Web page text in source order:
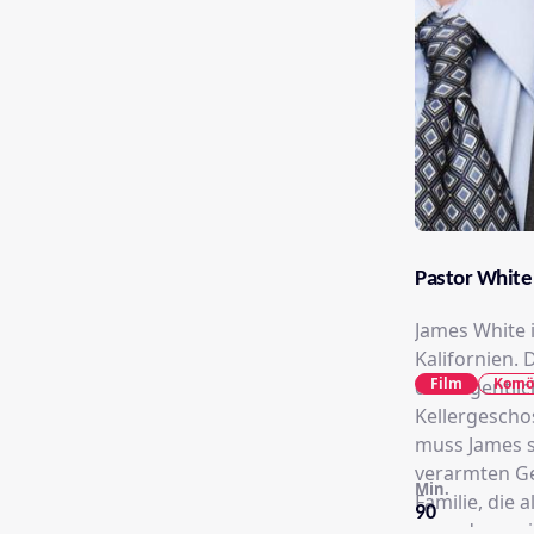
Pastor White
James
Kalifornien.
den
muss
verarmten
Familie, die
90
Min.
Film